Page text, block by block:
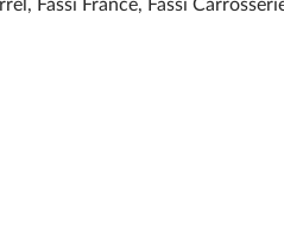
Fassi France, Fassi